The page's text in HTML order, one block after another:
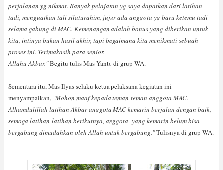
perjalanan yg nikmat. Banyak pelajaran yg saya dapatkan dari latihan
tadi, menguatkan tali silaturahim, jujur ada anggota yg baru ketemu tadi
selama gabung di MAC. Kemenangan adalah bonus yang diberikan untuk
kita, intinya bukan hasil akhir, tapi bagaimana kita menikmati sebuah
proses ini. Terimakasih para senior.
Allahu Akbar."Begitu tulis Mas Yanto di grup WA.
Sementara itu, Mas Ilyas selaku ketua pelaksana kegiatan ini
menyampaikan, "Mohon maaf kepada teman-teman anggota MAC.
Alhamdulillah latihan Akbar anggota MAC kemarin berjalan dengan baik,
semoga latihan-latihan berikutnya, anggota yang kemarin belum bisa
bergabung dimudahkan oleh Allah untuk bergabung."Tulisnya di grup WA.